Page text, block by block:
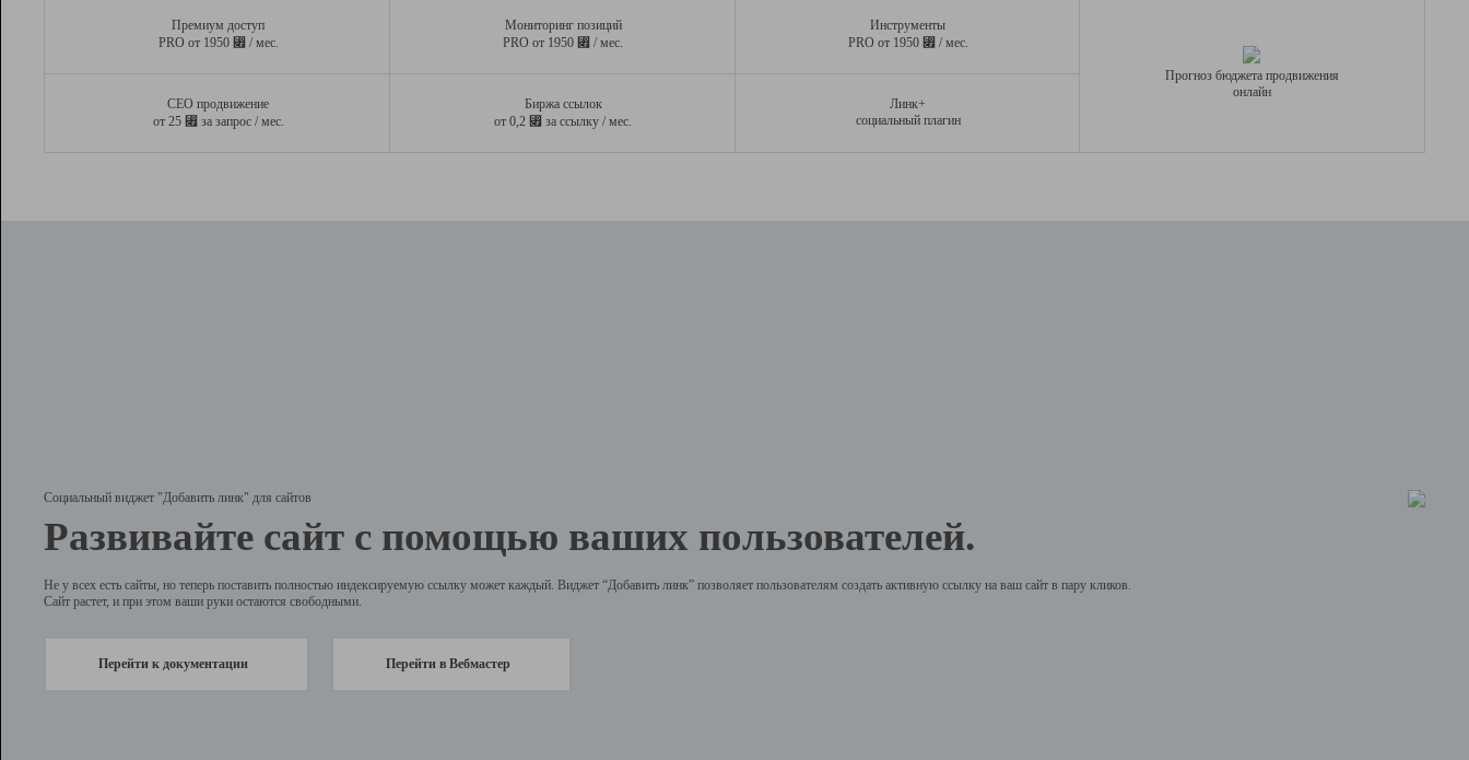
Премиум доступ
PRO от 1950 ⃏ / мес.
Мониторинг позиций
PRO от 1950 ⃏ / мес.
Инструменты
PRO от 1950 ⃏ / мес.
СЕО продвижение
от 25 ⃏ за запрос / мес.
Биржа ссылок
от 0,2 ⃏ за ссылку / мес.
Линк+
социальный плагин
Прогноз бюджета продвижения
онлайн
Социальный виджет "Добавить линк" для сайтов
Развивайте сайт с помощью ваших пользователей.
Не у всех есть сайты, но теперь поставить полностью индексируемую ссылку может каждый. Виджет “Добавить линк” позволяет пользователям создать активную ссылку на ваш сайт в пару кликов.
Сайт растет, и при этом ваши руки остаются свободными.
Перейти к документации Перейти в Вебмастер